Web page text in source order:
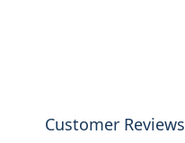
Customer Reviews